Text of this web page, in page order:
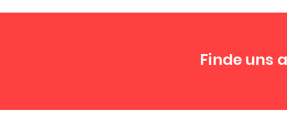
Finde uns